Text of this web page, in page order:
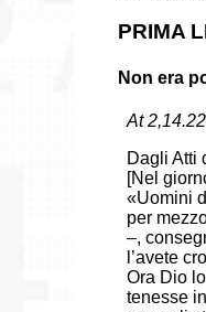
PRIMA
Non era
At
Dagli Atti
[Nel
«Uomini
per
–,
l’avete
Ora Dio
tenesse